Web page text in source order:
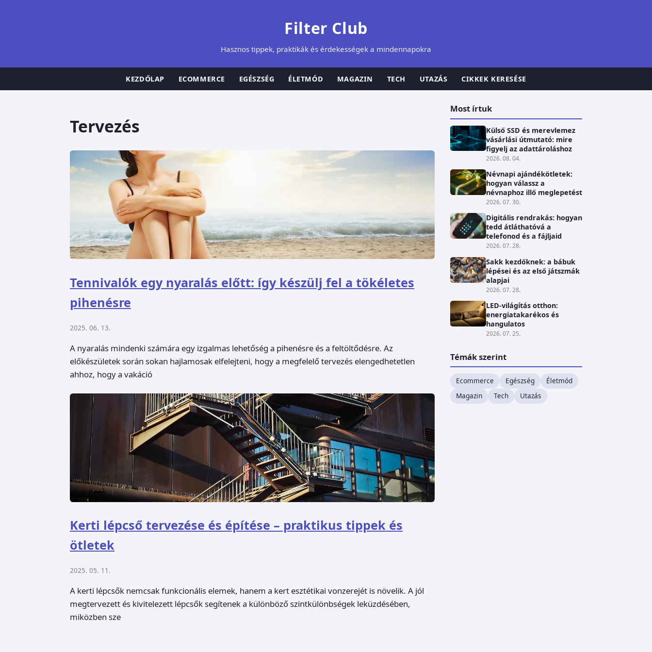
Filter Club
Hasznos tippek, praktikák és érdekességek a mindennapokra
KEZDŐLAP ECOMMERCE EGÉSZSÉG ÉLETMÓD MAGAZIN TECH UTAZÁS CIKKEK KERESÉSE
Tervezés
Tennivalók egy nyaralás előtt: így készülj fel a tökéletes
pihenésre
2025. 06. 13.
A nyaralás mindenki számára egy izgalmas lehetőség a pihenésre és a feltöltődésre. Az
előkészületek során sokan hajlamosak elfelejteni, hogy a megfelelő tervezés elengedhetetlen
ahhoz, hogy a vakáció
Kerti lépcső tervezése és építése – praktikus tippek és
ötletek
2025. 05. 11.
A kerti lépcsők nemcsak funkcionális elemek, hanem a kert esztétikai vonzerejét is növelik. A jól
megtervezett és kivitelezett lépcsők segítenek a különböző szintkülönbségek leküzdésében,
miközben sze
Most írtuk
Külső SSD és merevlemez
vásárlási útmutató: mire
figyelj az adattároláshoz
2026. 08. 04.
Névnapi ajándékötletek:
hogyan válassz a
névnaphoz illő meglepetést
2026. 07. 30.
Digitális rendrakás: hogyan
tedd átláthatóvá a
telefonod és a fájljaid
2026. 07. 28.
Sakk kezdőknek: a bábuk
lépései és az első játszmák
alapjai
2026. 07. 28.
LED-világítás otthon:
energiatakarékos és
hangulatos
2026. 07. 25.
Témák szerint
Ecommerce Egészség
Életmód
Magazin
Tech Utazás